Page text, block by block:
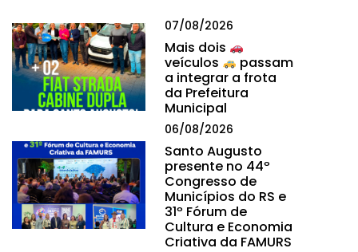
07/08/2026
Mais dois
veículos
passam
a integrar a frota
da Prefeitura
Municipal
06/08/2026
Santo Augusto
presente no 44º
Congresso de
Municípios do RS e
31º Fórum de
Cultura e Economia
Criativa da FAMURS